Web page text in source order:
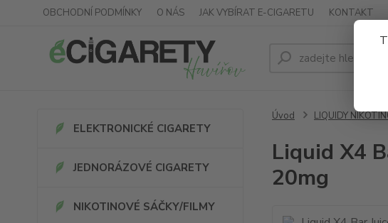
OBCHODNÍ PODMÍNKY O NÁS JAK VYBÍRAT E-CIGARETU KONTAKT
ELEKTRONICKÉ CIGARETY
JEDNORÁZOVÉ CIGARETY
NIKOTINOVÉ SÁČKY/FILMY
Úvod LIQUIDY
Liquid X4
20mg